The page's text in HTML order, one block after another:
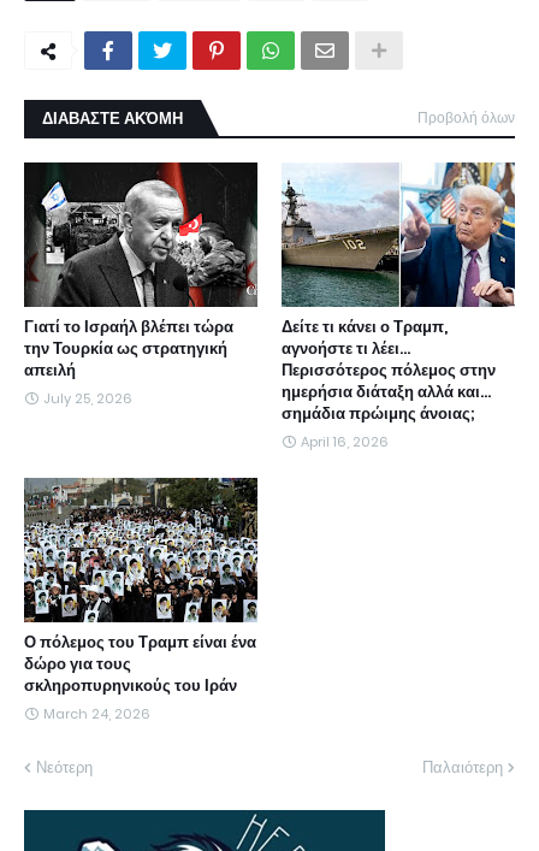
ΔΙΑΒΑΣΤΕ ΑΚΌΜΗ Προβολή όλων
Γιατί το Ισραήλ βλέπει τώρα
την Τουρκία ως στρατηγική
απειλή
July 25, 2026
Δείτε τι κάνει ο Τραμπ,
αγνοήστε τι λέει...
Περισσότερος πόλεμος στην
ημερήσια διάταξη αλλά και...
σημάδια πρώιμης άνοιας;
April 16, 2026
Ο πόλεμος του Τραμπ είναι ένα
δώρο για τους
σκληροπυρηνικούς του Ιράν
March 24, 2026
Νεότερη Παλαιότερη